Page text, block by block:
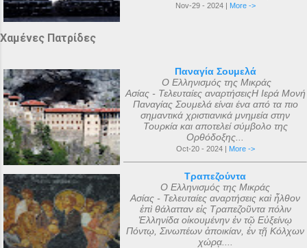
Nov-29 - 2024 | More ->
Χαμένες Πατρίδες
Παναγία Σουμελά
Ο Ελληνισμός της Μικράς
Ασίας - Τελευταίες αναρτήσειςΗ Ιερά Μονή
Παναγίας Σουμελά είναι ένα από τα πιο
σημαντικά χριστιανικά μνημεία στην
Τουρκία και αποτελεί σύμβολο της
Ορθόδοξης...
Oct-20 - 2024 | More ->
Τραπεζούντα
Ο Ελληνισμός της Μικράς
Ασίας - Τελευταίες αναρτήσεις καὶ ἦλθον
ἐπὶ θάλατταν εἰς Τραπεζοῦντα πόλιν
Ἑλληνίδα οἰκουμένην ἐν τῷ Εὐξείνῳ
Πόντῳ, Σινωπέων ἀποικίαν, ἐν τῇ Κόλχων
χώρᾳ....